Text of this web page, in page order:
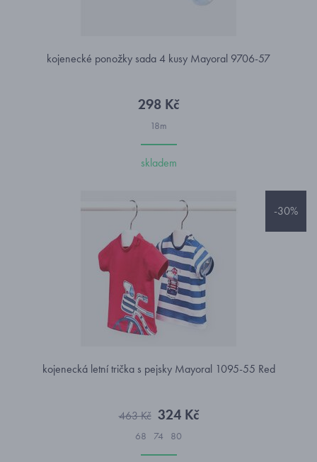
kojenecké ponožky sada 4 kusy Mayoral 9706-57
298 Kč
18m
skladem
-30%
kojenecká letní trička s pejsky Mayoral 1095-55 Red
463 Kč 324 Kč
68 74 80